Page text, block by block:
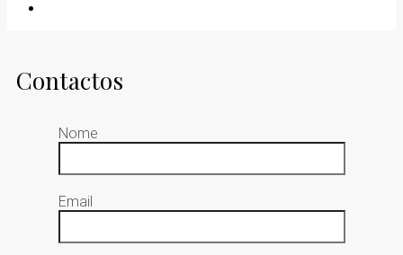
Contactos
Nome
Email